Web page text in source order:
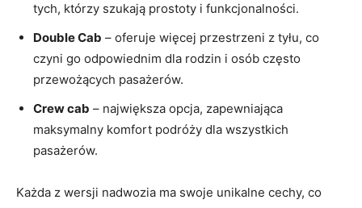
tych, którzy szukają prostoty i funkcjonalności.
Double Cab – oferuje więcej przestrzeni z tyłu, co
czyni go odpowiednim dla rodzin i osób często
przewożących pasażerów.
Crew cab – największa opcja, zapewniająca
maksymalny komfort podróży dla wszystkich
pasażerów.
Każda z wersji nadwozia ma swoje unikalne cechy, co